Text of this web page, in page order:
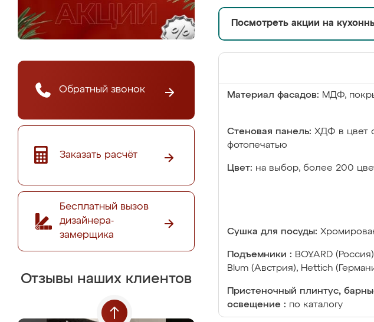
Обратный звонок
Заказать расчёт
Бесплатный вызов
дизайнера-
замерщика
Отзывы наших клиентов
Посмотреть акции на
Материал фасадов: МДФ,
Стеновая панель: ХДФ в цвет
фотопечатью
Цвет: на выбор, более 200
Сушка для посуды:
Подъемники : BOYARD
Blum (Австрия), Hettich
Пристеночный плинтус,
освещение : по каталогу